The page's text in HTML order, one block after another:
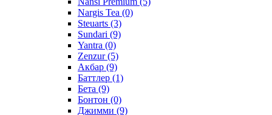
Nargis Tea (0)
Steuarts (3)
Sundari (9)
Yantra (0)
Zenzur(5)
Акбар (9)
Баттлер (1)
Бета (9)
Бонтон (0)
Джимми (9)